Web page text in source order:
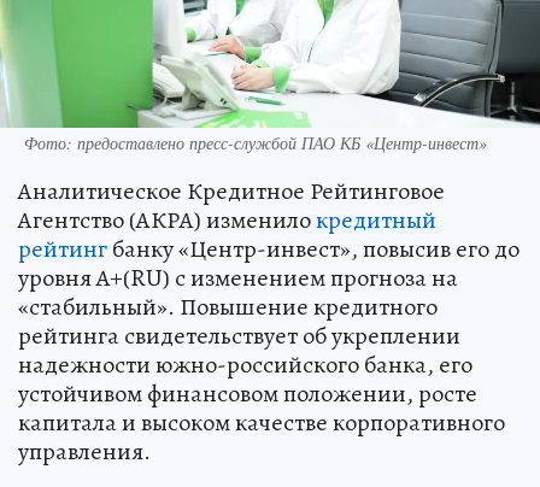
Фото: предоставлено пресс-службой ПАО КБ «Центр-инвест»
Аналитическое Кредитное Рейтинговое
Агентство (АКРА) изменилокредитный
рейтингбанку «Центр-инвест», повысив его до
уровня А+(RU) с изменением прогноза на
«стабильный». Повышение кредитного
рейтинга свидетельствует об укреплении
надежности южно-российского банка, его
устойчивом финансовом положении, росте
капитала и высоком качестве корпоративного
управления.